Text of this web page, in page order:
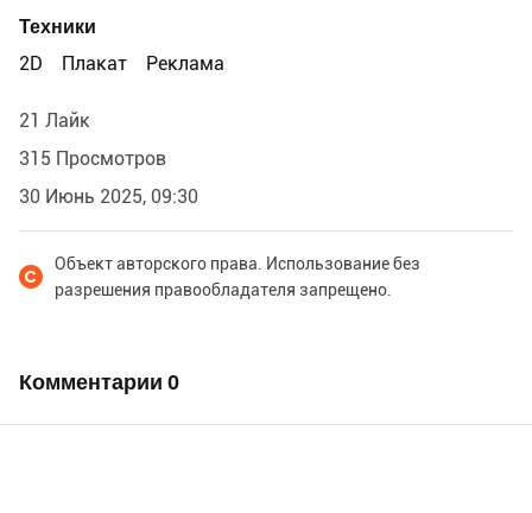
Техники
2D
Плакат Реклама
21 Лайк
315 Просмотров
30 Июнь 2025, 09:30
Объект авторского права. Использование без
разрешения правообладателя запрещено.
Комментарии 0